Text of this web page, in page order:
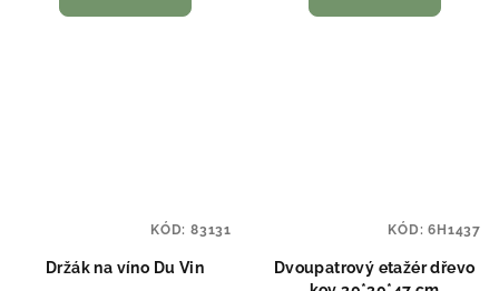
Držák na víno Du Vin
KÓD: 83131
Dvoupatrový etažér dřevo
KÓD:6H1437